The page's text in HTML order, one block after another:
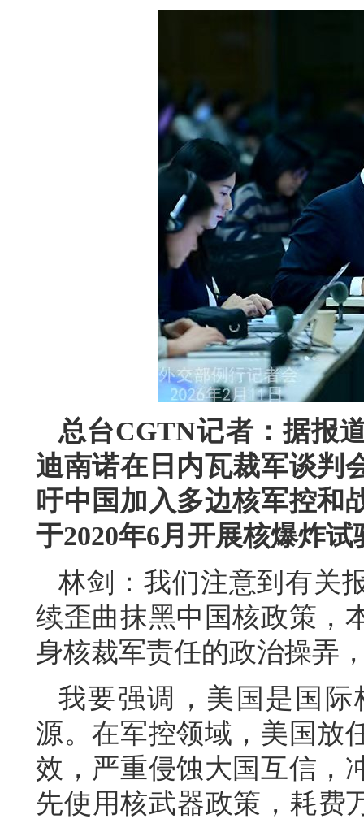
总台CGTN记者：据报
迪南诺在日内瓦裁军谈判
吁中国加入多边核军控和
于2020年6月开展核爆炸
林剑：我们注意到有关
续歪曲抹黑中国核政策，
身核裁军责任的政治操弄
我要强调，美国是国
源。在军控领域，美国放
效，严重侵蚀大国互信，
先使用核武器政策，耗费